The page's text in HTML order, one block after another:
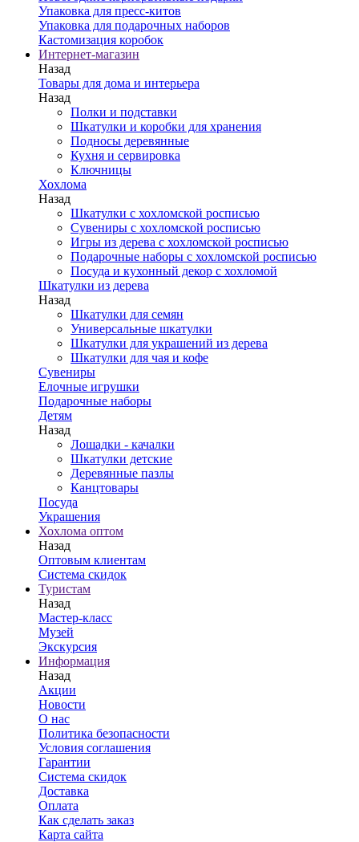
Упаковка для пресс-китов
Упаковка для подарочных наборов
Кастомизация коробок
Интернет-магазин
Назад
Товары для дома и интерьера
Назад
Полки и подставки
Шкатулки и коробки для хранения
Подносы деревянные
Кухня и сервировка
Ключницы
Хохлома
Назад
Шкатулки с хохломской росписью
Сувениры с хохломской росписью
Игры из дерева с хохломской росписью
Подарочные наборы с хохломской росписью
Посуда и кухонный декор с хохломой
Шкатулки из дерева
Назад
Шкатулки для семян
Универсальные шкатулки
Шкатулки для украшений из дерева
Шкатулки для чая и кофе
Сувениры
Елочные игрушки
Подарочные наборы
Детям
Назад
Лошадки - качалки
Шкатулки детские
Деревянные пазлы
Канцтовары
Посуда
Украшения
Хохлома оптом
Назад
Оптовым клиентам
Система скидок
Туристам
Назад
Мастер-класс
Музей
Экскурсия
Информация
Назад
Акции
Новости
О нас
Политика безопасности
Условия соглашения
Гарантии
Система скидок
Доставка
Оплата
Как сделать заказ
Карта сайта